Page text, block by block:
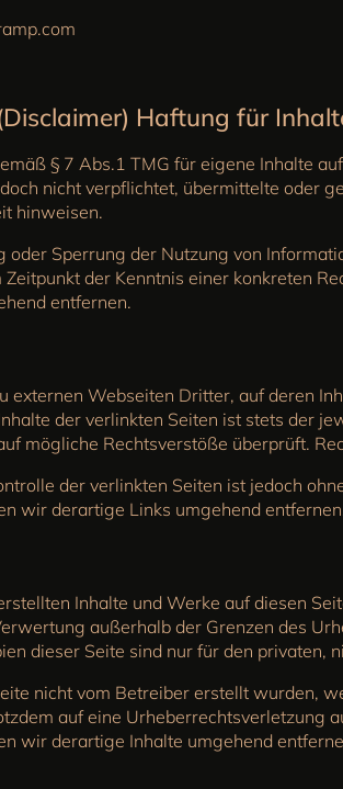
Haftung für
§ 7 Abs.1 TMG für eigene Inhalte
nicht verpflichtet, übermittelte oder
hinweisen.
oder Sperrung der Nutzung von
der Kenntnis einer konkreten
entfernen.
externen Webseiten Dritter, auf deren
der verlinkten Seiten ist stets der
mögliche Rechtsverstöße überprüft.
der verlinkten Seiten ist jedoch
wir derartige Links umgehend
Inhalte und Werke auf diesen
außerhalb der Grenzen des
dieser Seite sind nur für den privaten,
nicht vom Betreiber erstellt wurden,
auf eine
wir derartige Inhalte umgehend